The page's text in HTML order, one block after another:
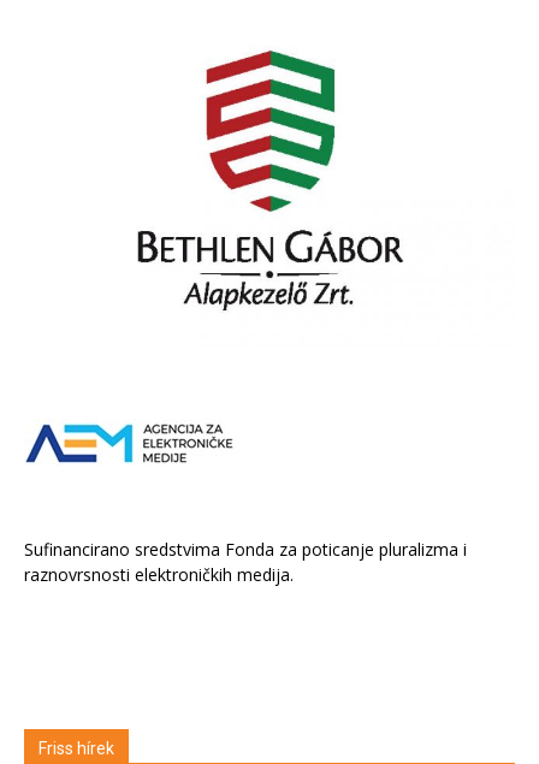
Sufinancirano sredstvima Fonda za poticanje pluralizma i
raznovrsnosti elektroničkih medija.
Friss hírek